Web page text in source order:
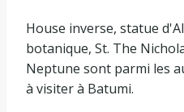
House inverse, statue
botanique, St. The
Neptune sont parmi les
à visiter à Batumi.